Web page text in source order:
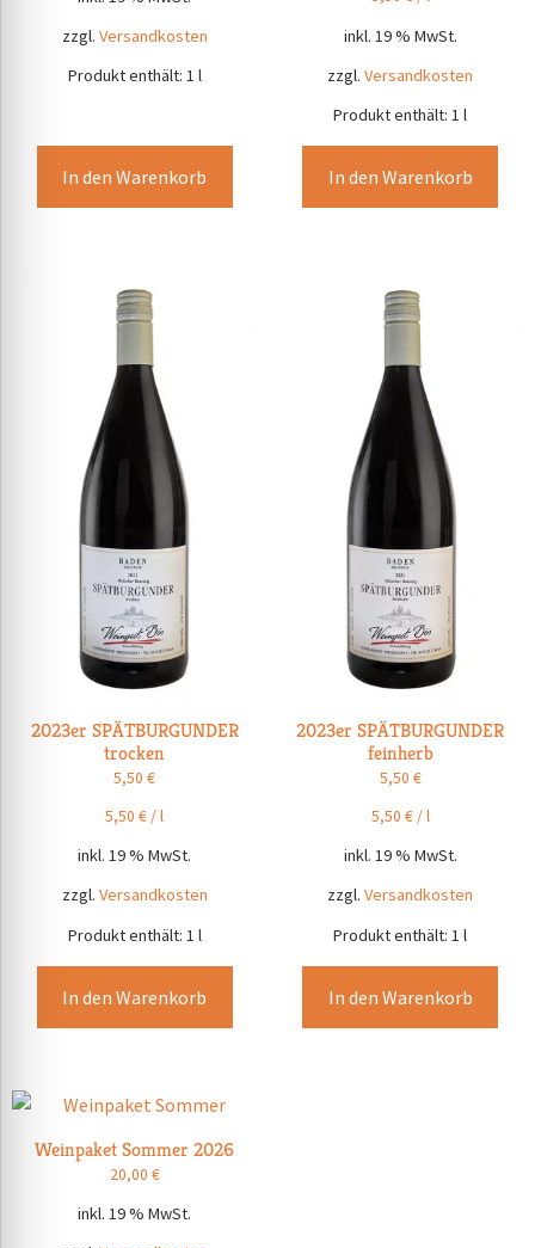
zzgl. Versandkosten
Produkt enthält: 1 l
In den Warenkorb
inkl. 19 % MwSt.
zzgl.Versandkosten
Produkt enthält: 1l
In den Warenkorb
2023er SPÄTBURGUNDER
trocken
5,50€
5,50€ /l
inkl. 19 % MwSt.
zzgl. Versandkosten
Produkt enthält: 1 l
In den Warenkorb
2023er SPÄTBURGUNDER
feinherb
5,50 €
5,50 €/l
inkl. 19 % MwSt.
zzgl.Versandkosten
Produkt enthält: 1l
In den Warenkorb
Weinpaket Sommer 2026
20,00 €
inkl. 19 % MwSt.